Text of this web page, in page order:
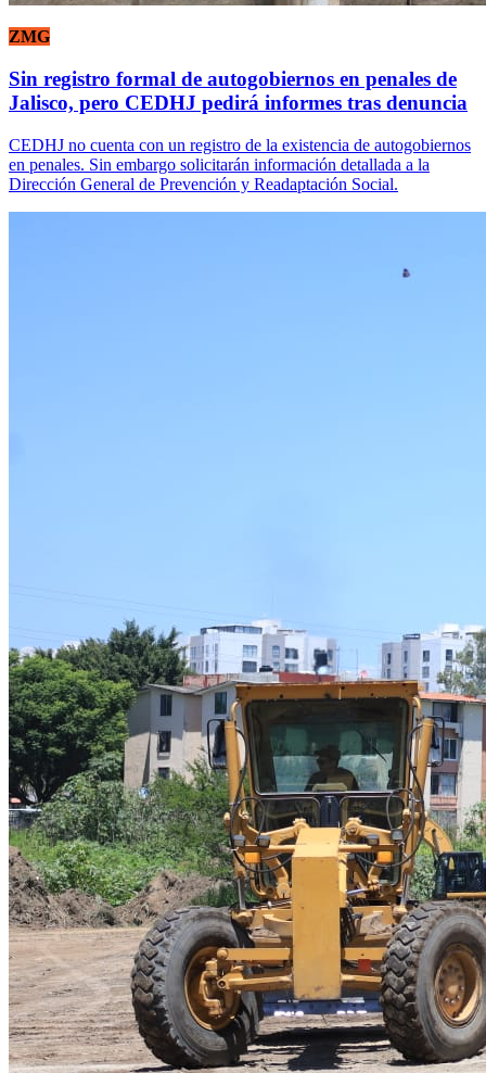
ZMG
Sin registro formal de autogobiernos en penales de
Jalisco, pero CEDHJ pedirá informes tras denuncia
CEDHJ no cuenta con un registro de la existencia de autogobiernos
en penales. Sin embargo solicitarán información detallada a la
Dirección General de Prevención y Readaptación Social.